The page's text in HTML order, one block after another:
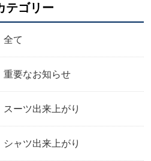
テゴリー
全て
重要なお知らせ
スーツ出来上がり
シャツ出来上がり